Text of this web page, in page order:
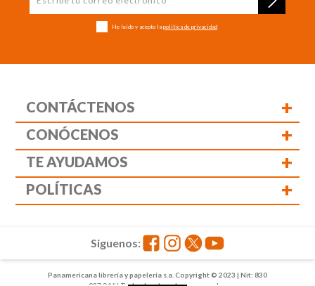
He leído y acepto la política de privacidad
CONTÁCTENOS +
CONÓCENOS +
TE AYUDAMOS +
POLÍTICAS +
Panamericana librería y papelería s.a. Copyright © 2023 | Nit: 830
Siguenos: